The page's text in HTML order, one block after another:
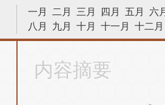
一月 二月 三月 四月 五月 六
八月
九月 十月 十一月 十二月
内容摘要